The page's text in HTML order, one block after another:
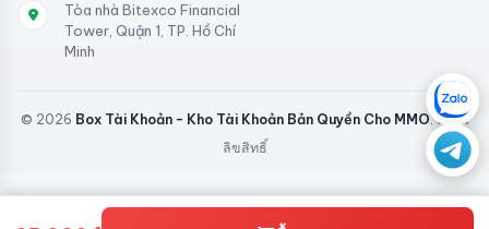
Tòa nhà Bitexco Financial
Tower, Quận 1, TP. Hồ Chí
Minh
© 2026 Box Tài Khoản - Kho Tài Khoản Bản Quyền Cho MMO. สงวน
ลิขสิทธิ์